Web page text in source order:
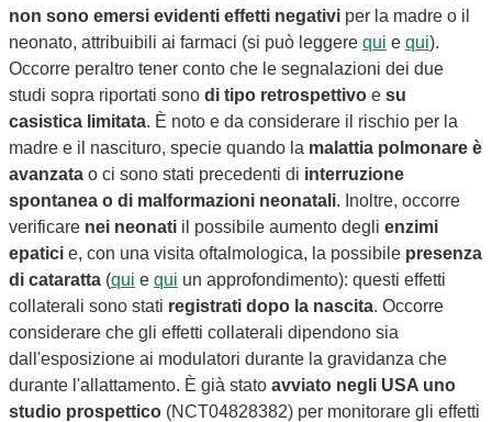
non sono emersi evidenti effetti negativi per la madre o il
neonato, attribuibili ai farmaci (si può leggere qui e qui).
Occorre peraltro tener conto che le segnalazioni dei due
studi sopra riportati sono di tipo retrospettivo e su
casistica limitata. È noto e da considerare il rischio per la
madre e il nascituro, specie quando la malattia polmonare è
avanzata o ci sono stati precedenti di interruzione
spontanea o di malformazioni neonatali. Inoltre, occorre
verificare nei neonati il possibile aumento degli enzimi
epatici e, con una visita oftalmologica, la possibile presenza
di cataratta (qui e qui un approfondimento): questi effetti
collaterali sono stati registrati dopo la nascita. Occorre
considerare che gli effetti collaterali dipendono sia
dall'esposizione ai modulatori durante la gravidanza che
durante l'allattamento. È già stato avviato negli USA uno
studio prospettico (NCT04828382) per monitorare gli effetti